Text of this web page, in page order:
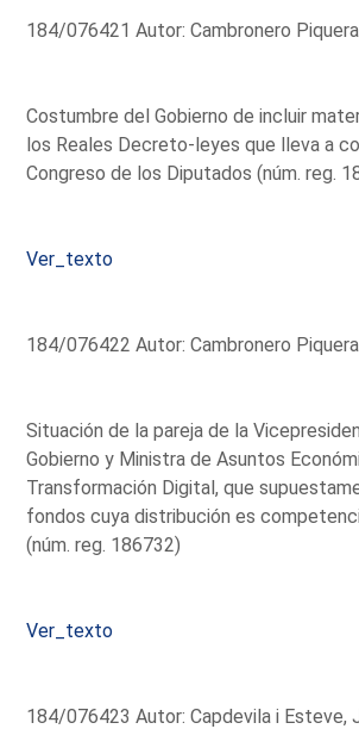
184/076421 Autor: Cambronero
Costumbre del Gobierno de incluir
los Reales Decreto-leyes que lleva a
Congreso de los Diputados (núm. reg.
Ver_texto
184/076422 Autor: Cambronero
Situación de la pareja de la
Gobierno y Ministra de Asuntos
Transformación Digital, que
fondos cuya distribución es
(núm. reg. 186732)
Ver_texto
184/076423 Autor: Capdevila i Esteve,